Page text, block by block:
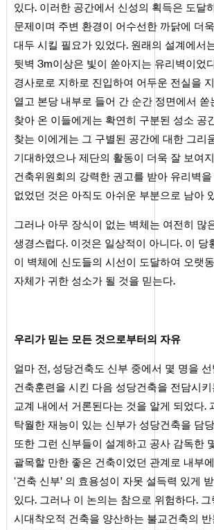
있다. 이러한 공간에서 신성의 획득은 도달
문제이며 주변 환경이 어수선한 까닭에 더
대두 시킬 필요가 있었다. 원래의 설계에서
뒷벽 3m이상은 빛이 쏟아지는 유리벽이었
경사로로 지하로 진입하여 어두운 전실을
열고 본당 내부로 들어 간 순간 정면에서 쏟
찾아 온 이들에게는 확연히 구분된 성소 공
찾는 이에게는 그 구별된 공간에 대한 그리
기대하였으나 제단의 활동이 더욱 잘 보여
건축위원회의 강력한 권고를 받아 유리벽
없었던 것은 아직도 아쉬운 부분으로 남아
그러나 아무 장식이 없는 벽체는 여전히 많
생경스럽다. 이것은 일상적이 아니다. 이 당
이 벽체에 신도들의 시선이 도달하여 오랫
자체가 귀한 성소가 될 것을 믿는다.
우리가 믿는 모든 것으로부터의 자유
얼마 전, 성당건축도 신부 중에서 몇 명을
건축훈련을 시킨 다음 성당건축을 전담시
교계 내에서 거론된다는 것을 알게 되었다.
탁월한 재능이 있는 신부가 성당건축을 담
또한 그런 신부들이 설계하고 공사 감독한
괄목할 만한 좋은 건축이었던 관계로 내부
‘건축 신부’ 의 효용성이 자못 설득력 있게
있다. 그러나 이 논의는 참으로 위험하다.
시대착오적 건축을 양산하는 불교건축의 반